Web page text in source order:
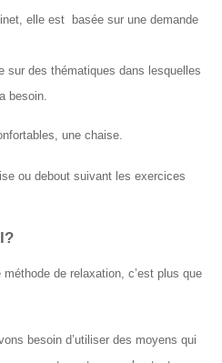
elle est basée sur une demande
sur des thématiques dans lesquelles
besoin.
une chaise.
ou debout suivant les exercices
de relaxation, c’est plus que
besoin d’utiliser des moyens qui